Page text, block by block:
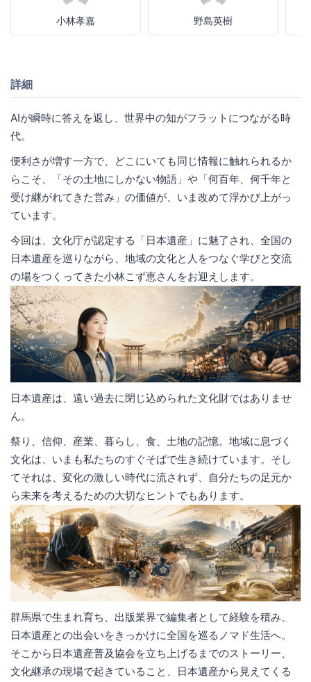
小林孝嘉 野島英樹
詳細
AIが瞬時に答えを返し、世界中の知がフラットにつながる時
代。
便利さが増す一方で、どこにいても同じ情報に触れられるか
らこそ、「その土地にしかない物語」や「何百年、何千年と
受け継がれてきた営み」の価値が、いま改めて浮かび上がっ
ています。
今回は、文化庁が認定する「日本遺産」に魅了され、全国の
日本遺産を巡りながら、地域の文化と人をつなぐ学びと交流
の場をつくってきた小林こず恵さんをお迎えします。
日本遺産は、遠い過去に閉じ込められた文化財ではありませ
ん。
祭り、信仰、産業、暮らし、食、土地の記憶。地域に息づく
文化は、いまも私たちのすぐそばで生き続けています。そし
てそれは、変化の激しい時代に流されず、自分たちの足元か
ら未来を考えるための大切なヒントでもあります。
群馬県で生まれ育ち、出版業界で編集者として経験を積み、
日本遺産との出会いをきっかけに全国を巡るノマド生活へ。
そこから日本遺産普及協会を立ち上げるまでのストーリー、
文化継承の現場で起きていること、日本遺産から見えてくる